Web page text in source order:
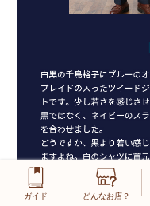
ガイド どんなお店？